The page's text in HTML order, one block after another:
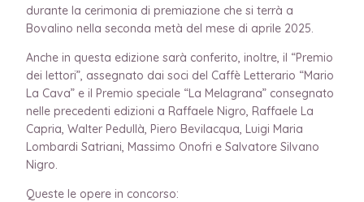
durante la cerimonia di premiazione che si terrà a
Bovalino nella seconda metà del mese di aprile 2025.
Anche in questa edizione sarà conferito, inoltre, il “Premio
dei lettori”, assegnato dai soci del Caffè Letterario “Mario
La Cava” e il Premio speciale “La Melagrana” consegnato
nelle precedenti edizioni a Raffaele Nigro, Raffaele La
Capria, Walter Pedullà, Piero Bevilacqua, Luigi Maria
Lombardi Satriani, Massimo Onofri e Salvatore Silvano
Nigro.
Queste le opere in concorso: